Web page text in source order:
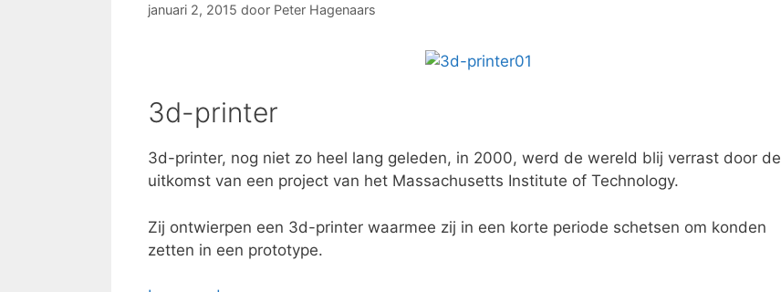
januari 2, 2015 door Peter Hagenaars
3d-printer
3d-printer, nog niet zo heel lang geleden, in 2000, werd de wereld blij verrast door de
uitkomst van een project van het Massachusetts Institute of Technology.
Zij ontwierpen een 3d-printer waarmee zij in een korte periode schetsen om konden
zetten in een prototype.